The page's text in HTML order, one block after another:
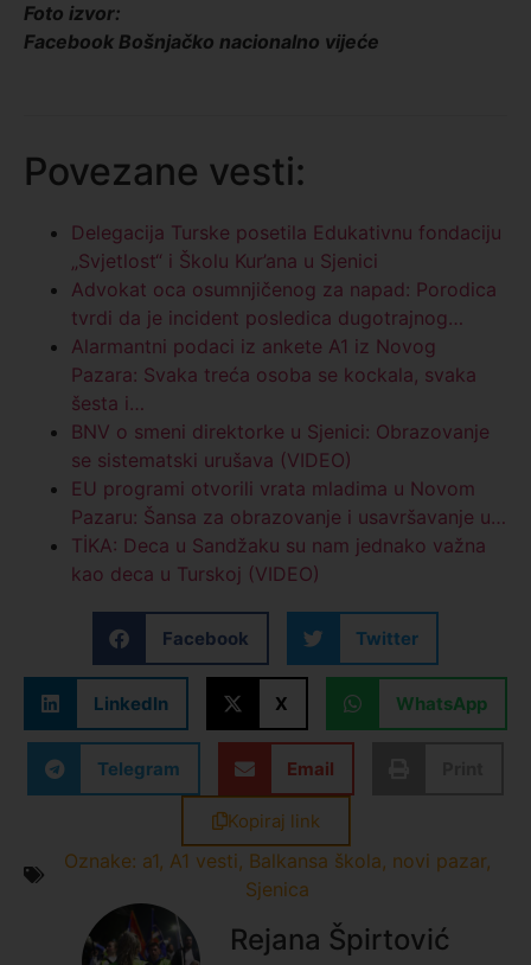
Foto izvor:
Facebook Bošnjačko nacionalno vijeće
Povezane vesti:
Delegacija Turske posetila Edukativnu fondaciju
„Svjetlost“ i Školu Kur’ana u Sjenici
Advokat oca osumnjičenog za napad: Porodica
tvrdi da je incident posledica dugotrajnog…
Alarmantni podaci iz ankete A1 iz Novog
Pazara: Svaka treća osoba se kockala, svaka
šesta i…
BNV o smeni direktorke u Sjenici: Obrazovanje
se sistematski urušava (VIDEO)
EU programi otvorili vrata mladima u Novom
Pazaru: Šansa za obrazovanje i usavršavanje u…
TİKA: Deca u Sandžaku su nam jednako važna
kao deca u Turskoj (VIDEO)
Facebook Twitter
LinkedIn X WhatsApp
Telegram Email
Kopiraj link
Oznake: a1, A1 vesti, Balkansa škola, novi pazar,
Sjenica
Rejana Špirtović